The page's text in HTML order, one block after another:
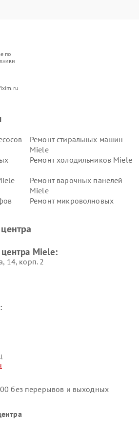
по
Ремонт стиральных машин
Miele
Ремонт холодильников Miele
Ремонт варочных панелей
Miele
Ремонт микроволновых
пылесосов Miele
Miele:
14, корп. 2
без перерывов и выходных